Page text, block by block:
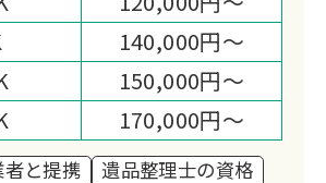
お手伝い」として心を込め
います。
や骨董品の買取・回収で
したお品を次の価値へと生
、その一部を ユニセフ募
140,000円～
150,000円～
170,000円～
と提携
遺品整理士の資格